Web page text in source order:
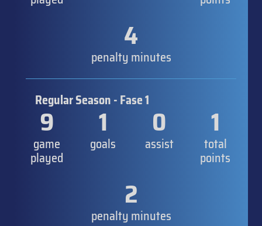
4
penalty minutes
Regular Season - Fase 1
9
game
played
1
goals
0
assist
1
total
points
2
penalty minutes